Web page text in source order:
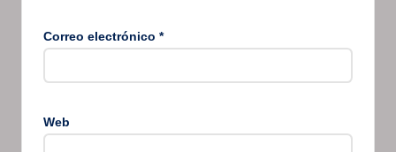
Correo electrónico *
Web